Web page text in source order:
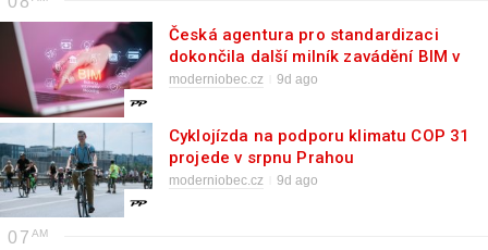
Česká agentura pro standardizaci
dokončila další milník zavádění BIM v
Česku
moderniobec.cz 9d ago
Cyklojízda na podporu klimatu COP 31
projede v srpnu Prahou
moderniobec.cz 9d ago
07